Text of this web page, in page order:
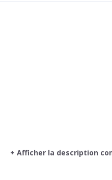
+ Afficher la description